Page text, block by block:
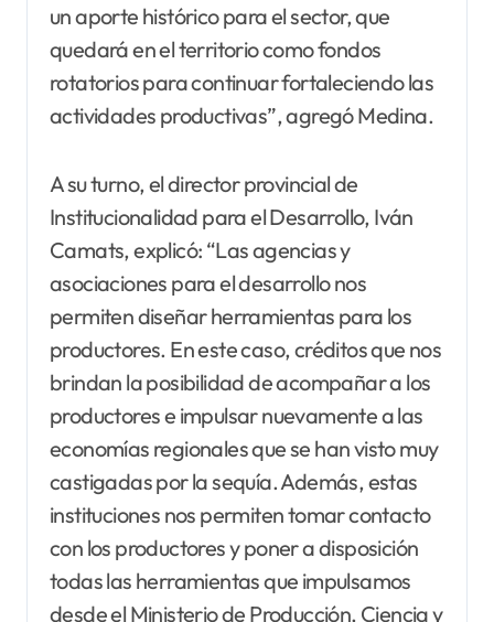
un aporte histórico para el sector, que
quedará en el territorio como fondos
rotatorios para continuar fortaleciendo las
actividades productivas”, agregó Medina.
A su turno, el director provincial de
Institucionalidad para el Desarrollo, Iván
Camats, explicó: “Las agencias y
asociaciones para el desarrollo nos
permiten diseñar herramientas para los
productores. En este caso, créditos que nos
brindan la posibilidad de acompañar a los
productores e impulsar nuevamente a las
economías regionales que se han visto muy
castigadas por la sequía. Además, estas
instituciones nos permiten tomar contacto
con los productores y poner a disposición
todas las herramientas que impulsamos
desde el Ministerio de Producción, Ciencia y